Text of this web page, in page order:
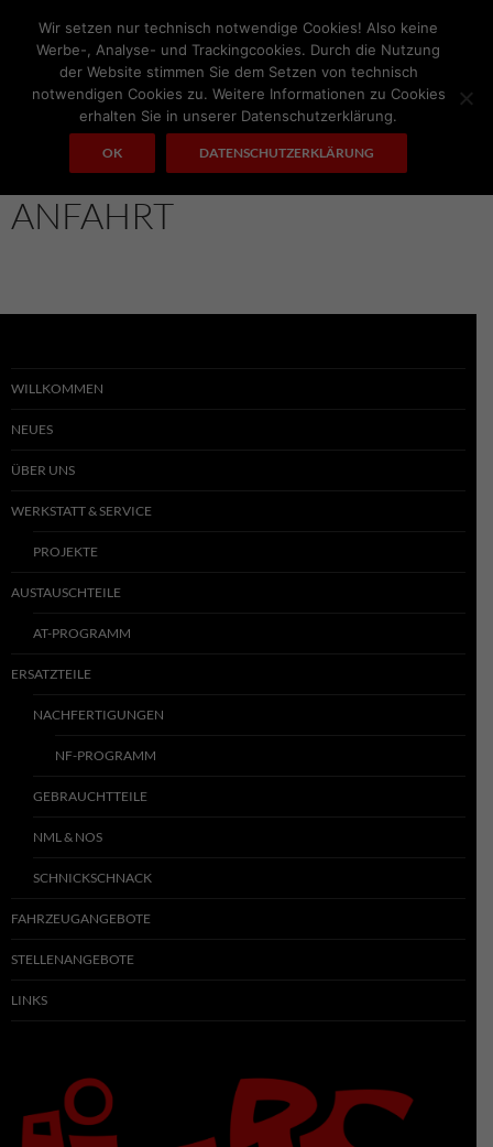
Inhalt
springen
A.I. MOTORS
Suchen
ANFAHRT
WILLKOMMEN
NEUES
ÜBER UNS
WERKSTATT & SERVICE
PROJEKTE
AUSTAUSCHTEILE
AT-PROGRAMM
ERSATZTEILE
NACHFERTIGUNGEN
NF-PROGRAMM
GEBRAUCHTTEILE
NML & NOS
SCHNICKSCHNACK
FAHRZEUGANGEBOTE
STELLENANGEBOTE
LINKS
Wir setzen nur technisch notwendige Cookies! Also keine
Werbe-, Analyse- und Trackingcookies. Durch die Nutzung
der Website stimmen Sie dem Setzen von technisch
notwendigen Cookies zu. Weitere Informationen zu Cookies
erhalten Sie in unserer Datenschutzerklärung.
OK DATENSCHUTZERKLÄRUNG